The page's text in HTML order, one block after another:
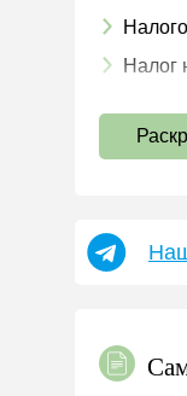
Налог
УСН